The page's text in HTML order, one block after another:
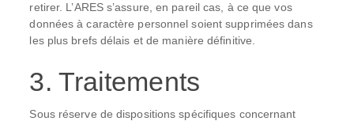
retirer. L’ARES s’assure, en pareil cas, à ce que vos
données à caractère personnel soient supprimées dans
les plus brefs délais et de manière définitive.
3. Traitements
Sous réserve de dispositions spécifiques concernant